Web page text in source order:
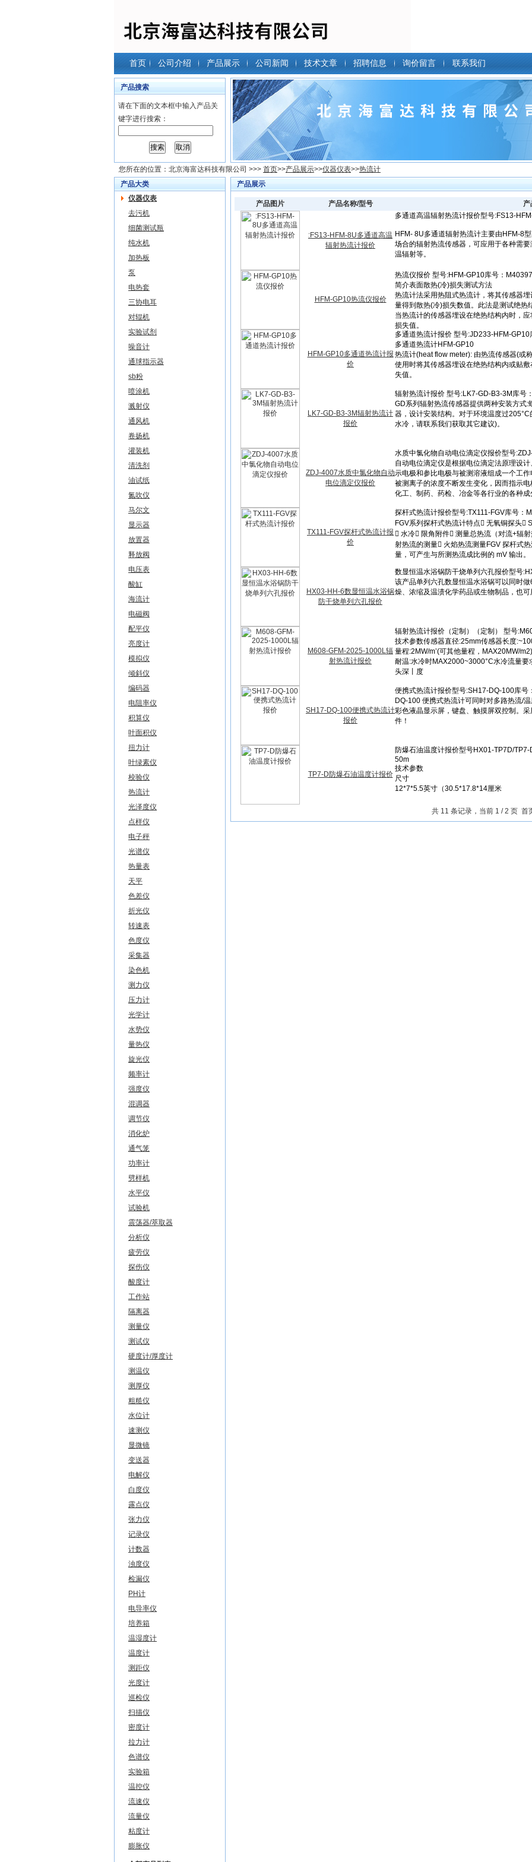
首页 公司介绍 产品展示 公司新闻 技术文章 招聘信息 询价留言 联系我们
产品搜索
请在下面的文本框中输入产品关
键字进行搜索：
您所在的位置： 北京海富达科技有限公司 >>> 首页>>产品展示>>仪器仪表>>热流计
产品大类
仪器仪表
去污机
细菌测试瓶
纯水机
加热板
泵
电热套
三协电耳
对辊机
实验试剂
噪音计
通球指示器
sb粉
喷涂机
溅射仪
通风机
卷扬机
灌装机
清洗剂
油试纸
氮吹仪
马尔文
显示器
放置器
释放阀
电压表
酸缸
海流计
电磁阀
配平仪
亮度计
模拟仪
倾斜仪
编码器
电阻率仪
积算仪
叶面积仪
扭力计
叶绿素仪
校验仪
热流计
光泽度仪
点样仪
电子秤
光谱仪
热量表
天平
色差仪
折光仪
转速表
色度仪
采集器
染色机
测力仪
压力计
光学计
水势仪
量热仪
旋光仪
频率计
强度仪
混调器
调节仪
消化炉
通气笼
功率计
劈样机
水平仪
试验机
震荡器/萃取器
分析仪
疲劳仪
探伤仪
酸度计
工作站
隔离器
测量仪
测试仪
硬度计/厚度计
测温仪
测厚仪
粗糙仪
水位计
速测仪
显微镜
变送器
电解仪
白度仪
露点仪
张力仪
记录仪
计数器
浊度仪
检漏仪
PH计
电导率仪
培养箱
温湿度计
温度计
测距仪
光度计
巡检仪
扫描仪
密度计
拉力计
色谱仪
实验箱
温控仪
流速仪
流量仪
粘度计
膨胀仪
产品展示
产品图片 产品名称/型号 产
:FS13-HFM-8U多通道高温
辐射热流计报价
HFM-GP10热流仪报价
HFM-GP10多通道热流计报
价
LK7-GD-B3-3M辐射热流计
报价
ZDJ-4007水质中氯化物自动
电位滴定仪报价
TX111-FGV探杆式热流计报
价
HX03-HH-6数显恒温水浴锅
防干烧单列六孔报价
M608-GFM-2025-1000L辐
射热流计报价
SH17-DQ-100便携式热流计
报价
TP7-D防爆石油温度计报价
共 11 条记录，当前 1 / 2 页 首